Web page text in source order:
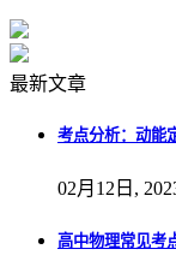
最新文章
考点分析：动能
02月12日,
高中物理常见考